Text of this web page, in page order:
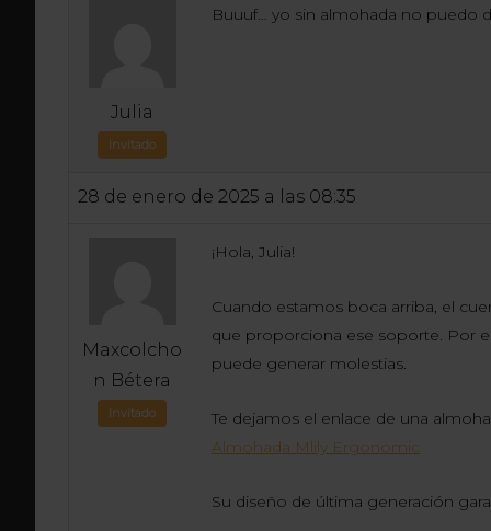
Julia
Invitado
Buuuf… yo sin almohada no puedo
28 de enero de 2025 a las 08:35
Maxcolcho
n Bétera
Invitado
¡Hola, Julia!
Cuando estamos boca arriba, el
que proporciona ese soporte. Por
puede generar molestias.
Te dejamos el enlace de una
Almohada Mlily Ergonomic
Su diseño de última generación